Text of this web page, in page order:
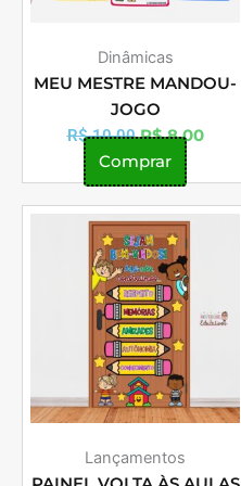
Dinâmicas
MEU MESTRE MANDOU-
JOGO
R$10,00 R$8,00
Comprar
Lançamentos